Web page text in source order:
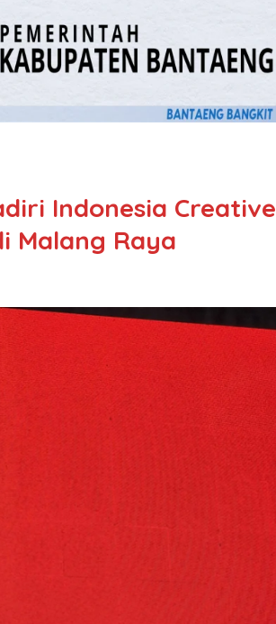
Indonesia Creative
Malang Raya